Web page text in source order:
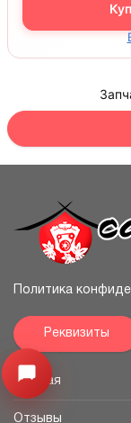
Узнайте цену
Политика
Реквизиты
Главная
Отзывы